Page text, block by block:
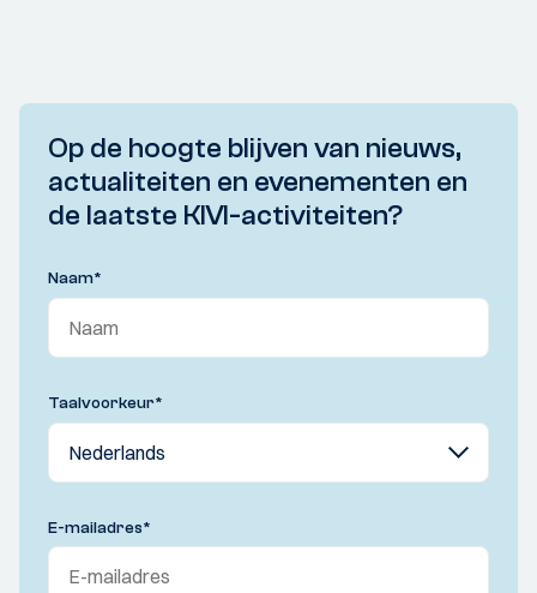
Op de hoogte blijven van nieuws,
actualiteiten en evenementen en
de laatste KIVI-activiteiten?
Naam*
Taalvoorkeur*
E-mailadres*